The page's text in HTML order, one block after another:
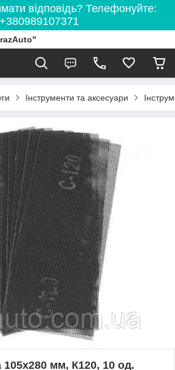
відповідь? Телефонуйте:
+380989107371
Інструменти та аксесуари
105x280 мм, К120, 10 од.